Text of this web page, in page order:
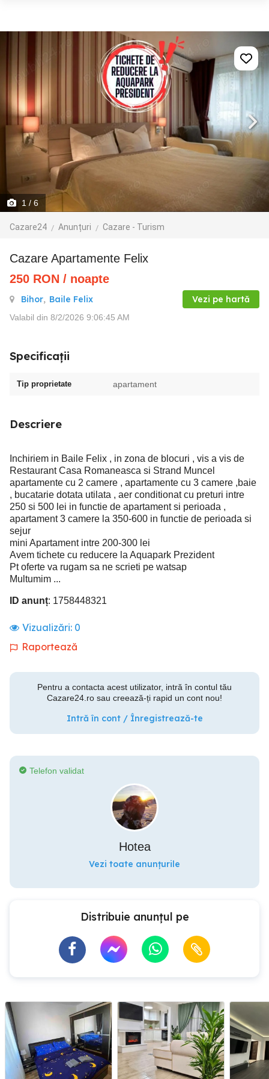
1 / 6
Cazare24 Anunțuri Cazare - Turism
Cazare Apartamente Felix
250 RON / noapte
Bihor, Baile Felix Vezi pe hartă
Valabil din 8/2/2026 9:06:45 AM
Specificații
Tip proprietate apartament
Descriere
Inchiriem in Baile Felix , in zona de blocuri , vis a vis de
Restaurant Casa Romaneasca si Strand Muncel
apartamente cu 2 camere , apartamente cu 3 camere ,baie
, bucatarie dotata utilata , aer conditionat cu preturi intre
250 si 500 lei in functie de apartament si perioada ,
apartament 3 camere la 350-600 in functie de perioada si
sejur
mini Apartament intre 200-300 lei
Avem tichete cu reducere la Aquapark Prezident
Pt oferte va rugam sa ne scrieti pe watsap
Multumim ...
ID anunț: 1758448321
Vizualizări: 0
Raportează
Pentru a contacta acest utilizator, intră în contul tău
Cazare24.ro sau creează-ți rapid un cont nou!
Intră în cont / Înregistrează-te
Telefon validat
Hotea
Vezi toate anunțurile
Distribuie anunțul pe